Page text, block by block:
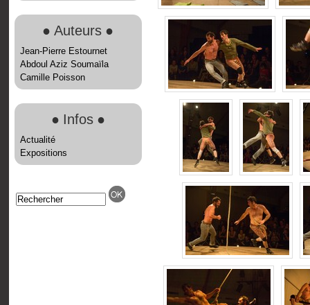
● Auteurs ●
Jean-Pierre Estournet
Abdoul Aziz Soumaïla
Camille Poisson
● Infos ●
Actualité
Expositions